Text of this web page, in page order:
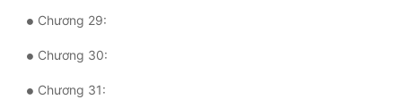
Đô Thị
Đông Phương
Đông Phương Huyền Huyễn
Chương 29:
Chương 30:
Chương 31: